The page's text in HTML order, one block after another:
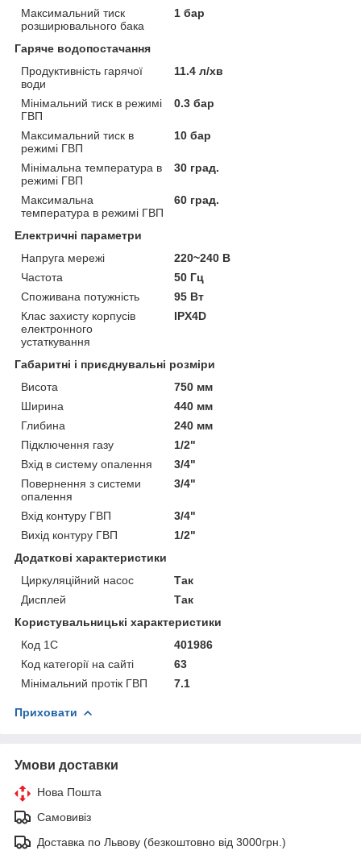
Максимальний тиск
розширювального бака
1 бар
Гаряче водопостачання
Продуктивність гарячої
води
11.4 л/хв
Мінімальний тиск в режимі
ГВП
0.3 бар
Максимальний тиск в
режимі ГВП
10 бар
Мінімальна температура в
режимі ГВП
30 град.
Максимальна
температура в режимі ГВП
60 град.
Електричні параметри
Напруга мережі
220~240 В
Частота
50 Гц
Споживана потужність
95 Вт
Клас захисту корпусів
електронного
устаткування
IPX4D
Габаритні і приєднувальні розміри
Висота
750 мм
Ширина
440 мм
Глибина
240 мм
Підключення газу
1/2"
Вхід в систему опалення
3/4"
Повернення з системи
опалення
3/4"
Вхід контуру ГВП
3/4"
Вихід контуру ГВП
1/2"
Додаткові характеристики
Циркуляційний насос
Так
Дисплей
Так
Користувальницькі характеристики
Код 1С
401986
Код категорії на сайті
63
Мінімальний протік ГВП
7.1
Приховати
Умови доставки
Нова Пошта
Самовивіз
Доставка по Львову (безкоштовно від 3000грн.)